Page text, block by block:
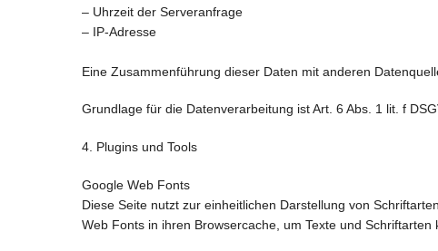
– Uhrzeit der Serveranfrage
– IP-Adresse
Eine Zusammenführung dieser Daten mit anderen
Grundlage für die Datenverarbeitung ist Art. 6 Abs. 1 lit. f
4. Plugins und Tools
Google Web Fonts
Diese Seite nutzt zur einheitlichen Darstellung von
Web Fonts in ihren Browsercache, um Texte und Schriftarten